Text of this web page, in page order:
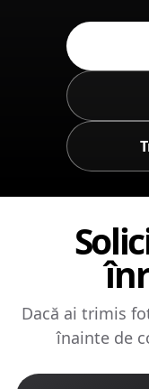
Dacă ai trimis
înainte de